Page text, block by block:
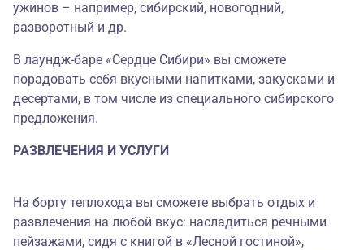
ужинов – например, сибирский, новогодний,
разворотный и др.
В лаундж-баре «Сердце Сибири» вы сможете
порадовать себя вкусными напитками, закусками и
десертами, в том числе из специального сибирского
предложения.
РАЗВЛЕЧЕНИЯ И УСЛУГИ
На борту теплохода вы сможете выбрать отдых и
развлечения на любой вкус: насладиться речными
пейзажами, сидя с книгой в «Лесной гостиной»,